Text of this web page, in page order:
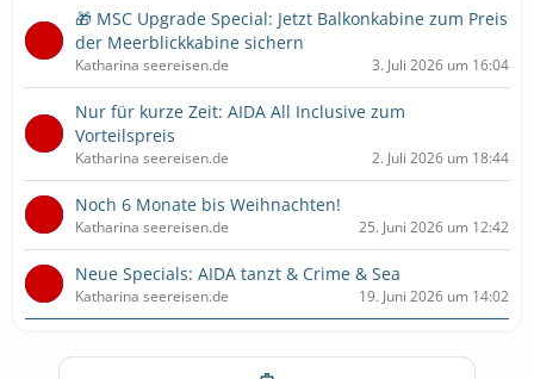
🎁 MSC Upgrade Special: Jetzt Balkonkabine zum Preis
der Meerblickkabine sichern
Katharina seereisen.de 3. Juli 2026 um 16:04
Nur für kurze Zeit: AIDA All Inclusive zum
Vorteilspreis
Katharina seereisen.de 2. Juli 2026 um 18:44
Noch 6 Monate bis Weihnachten!
Katharina seereisen.de 25. Juni 2026 um 12:42
Neue Specials: AIDA tanzt & Crime & Sea
Katharina seereisen.de 19. Juni 2026 um 14:02